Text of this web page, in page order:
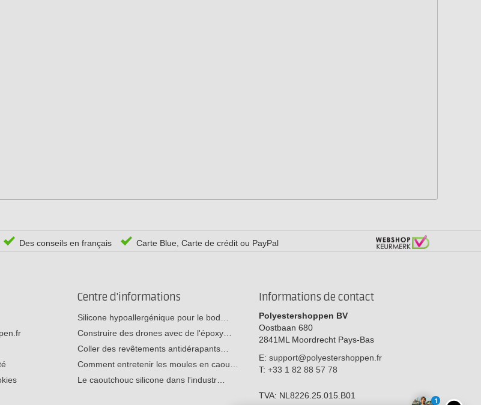
Des conseils en français Carte Blue, Carte de crédit ou PayPal
Centre d'informations
Silicone hypoallergénique pour le bod…
Construire des drones avec de l'époxy…
Coller des revêtements antidérapants…
Comment entretenir les moules en caou…
Le caoutchouc silicone dans l'industr…
Informations de contact
Polyestershoppen BV
Oostbaan 680
2841ML Moordrecht Pays-Bas
E: support@polyestershoppen.fr
T: +33 1 82 88 57 78
TVA: NL8226.25.015.B01
1